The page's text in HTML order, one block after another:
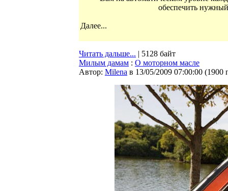
обеспечить
Далее...
Читать дальше... | 5128 байт
Милым дамам : О моторном масле
Автор: Milena в 13/05/2009 07:00:00 (1900